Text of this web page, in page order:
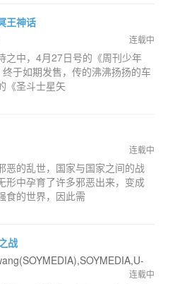
王神话
连载中
之中，4月27日号的《周刊少年
于如期发售，传的沸沸扬扬的车
《圣斗士星矢
连载中
恶的乱世，国家与国家之间的战
形中孕育了许多邪恶出来，变成
食的世界，因此需
战
连载中